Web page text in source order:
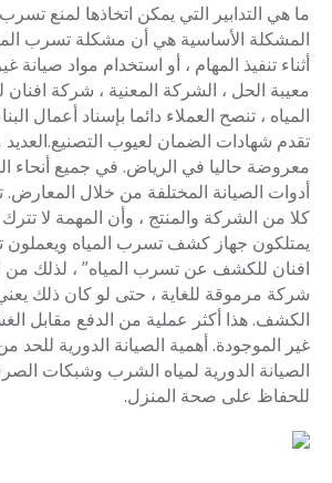
ما هي التدابير التي يمكن اتخاذها لمنع تسرب
المشكلة الأساسية هي أن مشكلة تسرب
أثناء تنفيذ المهام ، أو استخدام مواد صيانة
معيبة الحل ، الشركة المعنية ، شركة
المياه ، تنصح العملاء دائما بإسناد أعمال
تقدم شهادات الضمان لعيوب
معروضة حاليا في الرياض. في جميع أنحاء
أدوات الصيانة المختلفة من خلال
كلا من الشركة والمنتج ، وأن المهمة لا تترك
يمتلكون جهاز كشف تسرب المياه
افنان للكشف عن تسرب المياه” ، لذلك من
شركة مرموقة للغاية ، حتى لو كان ذلك
الكشف. هذا أكثر عملية من الدفع مقابل
غير الموجودة. أهمية الصيانة الدورية للحد
الصيانة الدورية لمياه الشرب وشبكات
للحفاظ على صحة المنزل.